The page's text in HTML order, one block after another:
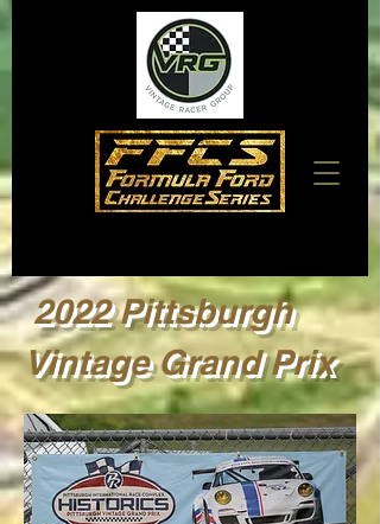
2022 Pittsburgh
Vintage Grand Prix